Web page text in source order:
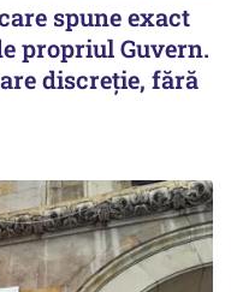
spune exact
propriul Guvern.
discreție, fără